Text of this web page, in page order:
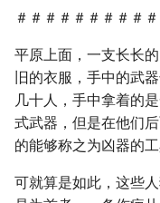
＃＃＃＃＃＃＃＃＃
平原上面，一支长长
旧的衣服，手中的武
几十人，手中拿着的
式武器，但是在他们
的能够称之为凶器的工
可就算是如此，这些